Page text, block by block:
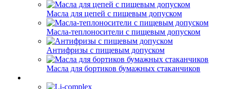
Масла для цепей с пищевым допуском
Масла-теплоносители с пищевым допуском
Антифризы с пищевым допуском
Масла для бортиков бумажных стаканчиков